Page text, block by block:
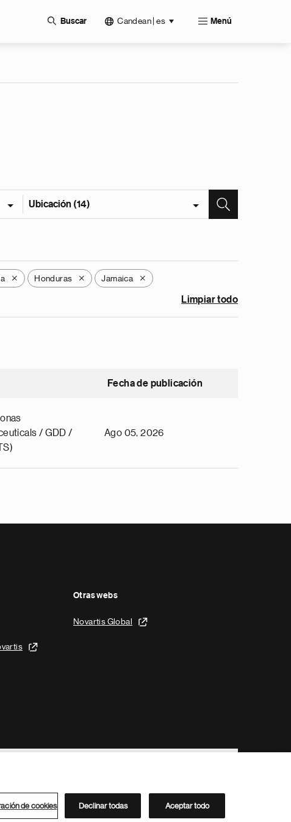
Buscar Candean | es Menú
Ubicación (14)
X Honduras X Jamaica X
Limpiar todo
Fecha de publicación
/ GDD /
Ago 05, 2026
Otras webs
Novartis Global
Directorio de Novartis
de cookies Declinar todas Aceptar todo